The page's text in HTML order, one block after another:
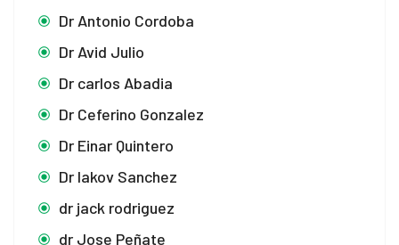
Dr Antonio Cordoba
Dr Avid Julio
Dr carlos Abadia
Dr Ceferino Gonzalez
Dr Einar Quintero
Dr Iakov Sanchez
dr jack rodriguez
dr Jose Peñate